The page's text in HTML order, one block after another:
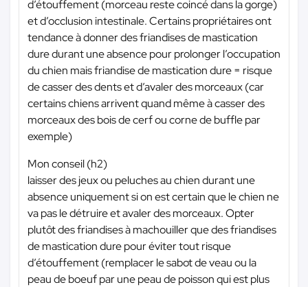
d’étouffement (morceau reste coincé dans la gorge)
et d’occlusion intestinale. Certains propriétaires ont
tendance à donner des friandises de mastication
dure durant une absence pour prolonger l’occupation
du chien mais friandise de mastication dure = risque
de casser des dents et d’avaler des morceaux (car
certains chiens arrivent quand même à casser des
morceaux des bois de cerf ou corne de buffle par
exemple)
Mon conseil (h2)
laisser des jeux ou peluches au chien durant une
absence uniquement si on est certain que le chien ne
va pas le détruire et avaler des morceaux. Opter
plutôt des friandises à machouiller que des friandises
de mastication dure pour éviter tout risque
d’étouffement (remplacer le sabot de veau ou la
peau de boeuf par une peau de poisson qui est plus